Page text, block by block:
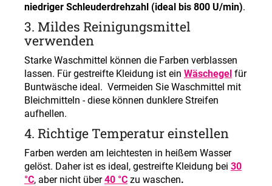
niedriger Schleuderdrehzahl (ideal bis 800 U/min).
3. Mildes Reinigungsmittel
verwenden
Starke Waschmittel können die Farben verblassen
lassen. Für gestreifte Kleidung ist ein Wäschegel für
Buntwäsche ideal. Vermeiden Sie Waschmittel mit
Bleichmitteln - diese können dunklere Streifen
aufhellen.
4. Richtige Temperatur einstellen
Farben werden am leichtesten in heißem Wasser
gelöst. Daher ist es ideal, gestreifte Kleidung bei 30
°C, aber nicht über40 °C zu waschen.